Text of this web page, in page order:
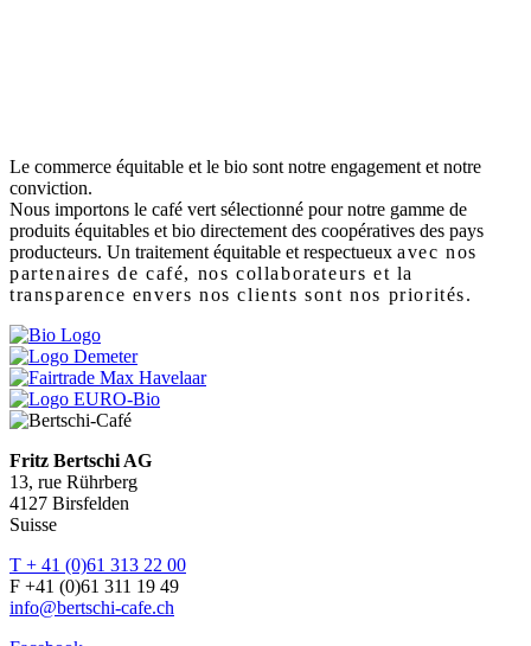
Le commerce équitable et le bio sont notre engagement et notre
conviction.
Nous importons le café vert sélectionné pour notre gamme de
produits équitables et bio directement des coopératives des pays
producteurs. Un traitement équitable et respectueux avec nos
partenaires de café, nos collaborateurs et la
transparence envers nos clients sont nos priorités.
Fritz Bertschi AG
13, rue Rührberg
4127 Birsfelden
Suisse
T + 41 (0)61 313 22 00
F +41 (0)61 311 19 49
info@bertschi-cafe.ch